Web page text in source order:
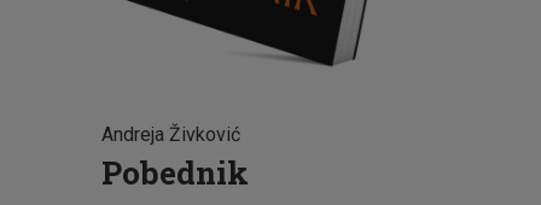
CENOVNIK
Andreja Živković
Pobednik